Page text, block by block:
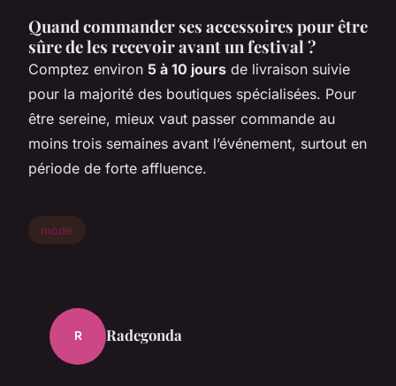
Quand commander ses accessoires pour être
sûre de les recevoir avant un festival ?
Comptez environ 5 à 10 jours de livraison suivie
pour la majorité des boutiques spécialisées. Pour
être sereine, mieux vaut passer commande au
moins trois semaines avant l’événement, surtout en
période de forte affluence.
mode
R Radegonda